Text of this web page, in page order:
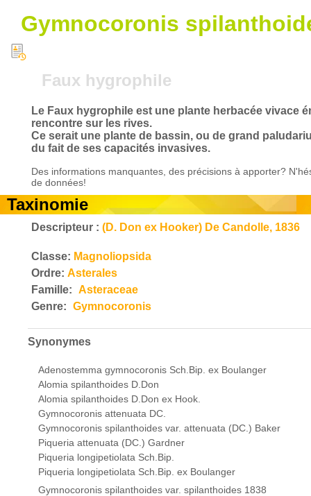
Gymnocoronis
Faux hygrophile
Le Faux hygrophile est une plante herbacée vivace
rencontre sur les rives.
Ce serait une plante de bassin, ou de grand
du fait de ses capacités invasives.
Des informations manquantes, des précisions à apporter?
de données!
Taxinomie
Descripteur : (D. Don ex Hooker) De Candolle, 1836
Classe: Magnoliopsida
Ordre: Asterales
Famille: Asteraceae
Genre: Gymnocoronis
Synonymes
Adenostemma gymnocoronis Sch.Bip. ex Boulanger
Alomia spilanthoides D.Don
Alomia spilanthoides D.Don ex Hook.
Gymnocoronis attenuata DC.
Gymnocoronis spilanthoides var. attenuata (DC.) Baker
Piqueria attenuata (DC.) Gardner
Piqueria longipetiolata Sch.Bip.
Piqueria longipetiolata Sch.Bip. ex Boulanger
Gymnocoronis spilanthoides var. spilanthoides 1838